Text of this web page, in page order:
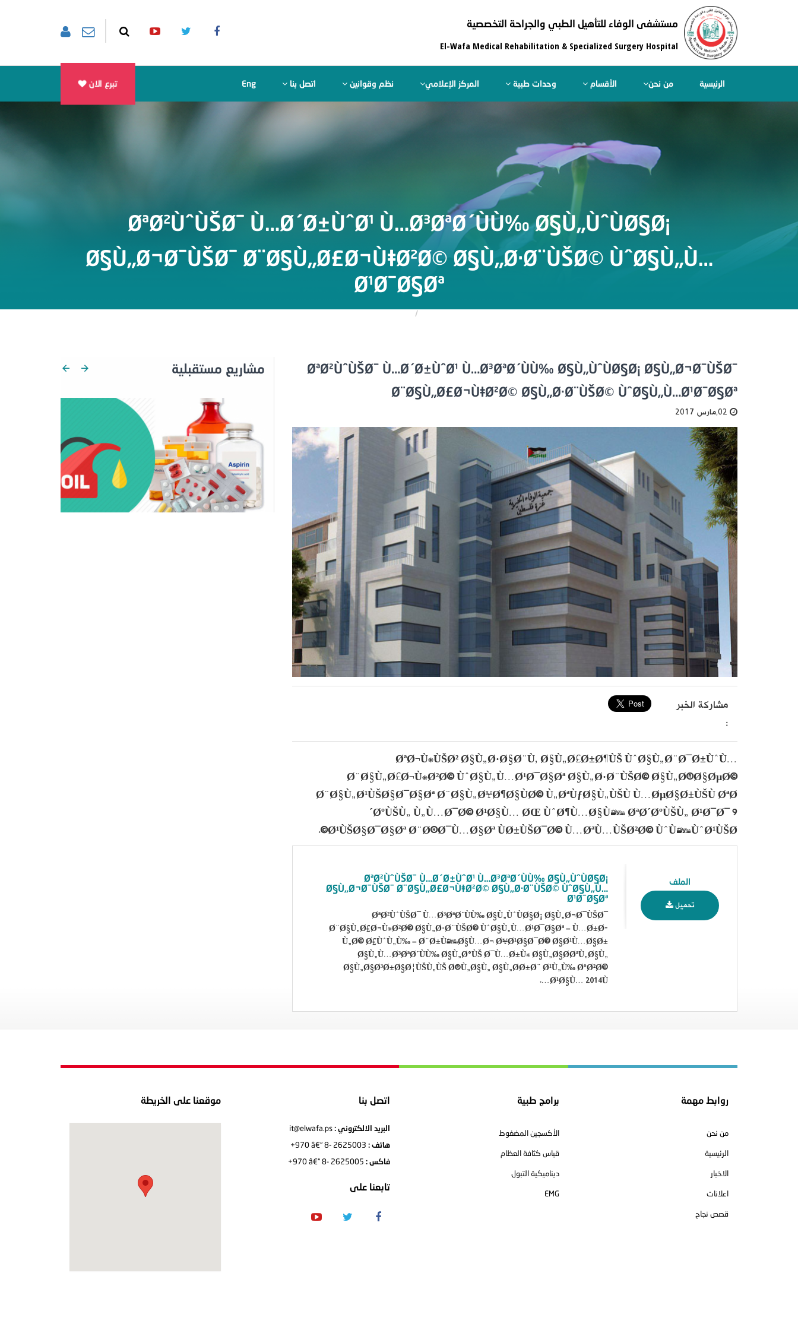
مستشفى الوفاء للتأهيل الطبي والجراحة التخصصية
El-Wafa Medical Rehabilitation & Specialized Surgery Hospital
الرئيسية من نحن الأقسام وحدات طبية المركز الإعلامي نظم وقوانين اتصل بنا Eng تبرع الان
ØªØ²ÙˆÙŠØ¯ Ù…Ø´Ø±ÙˆØ¹ Ù…Ø³ØªØ´ÙÙ‰ Ø§Ù„ÙˆÙØ§Ø¡
Ø§Ù„Ø¬Ø¯ÙŠØ¯ Ø¨Ø§Ù„Ø£Ø¬Ù‡Ø²Ø© Ø§Ù„Ø·Ø¨ÙŠØ© ÙˆØ§Ù„Ù…
Ø¹Ø¯Ø§Øª
ØªØ²ÙˆÙŠØ¯ Ù…Ø´Ø±ÙˆØ¹ Ù…Ø³ØªØ´ÙÙ‰ Ø§Ù„ÙˆÙØ§Ø¡ Ø§Ù„Ø¬Ø¯ÙŠØ¯
Ø¨Ø§Ù„Ø£Ø¬Ù‡Ø²Ø© Ø§Ù„Ø·Ø¨ÙŠØ© ÙˆØ§Ù„Ù…Ø¹Ø¯Ø§Øª
مشاركة الخبر
:
ØªØ¬Ù‡ÙŠØ² Ø§Ù„Ø·Ø§Ø¨Ù‚ Ø§Ù„Ø£Ø±Ø¶ÙŠ ÙˆØ§Ù„Ø¨Ø¯Ø±ÙˆÙ…
Ø¨Ø§Ù„Ø£Ø¬Ù‡Ø²Ø© ÙˆØ§Ù„Ù…Ø¹Ø¯Ø§Øª Ø§Ù„Ø·Ø¨ÙŠØ© Ø§Ù„Ø®Ø§ØµØ©
Ø¨Ø§Ù„Ø¹ÙŠØ§Ø¯Ø§Øª Ø¨Ø§Ù„Ø¥Ø¶Ø§ÙØ© Ù„ØªÙƒØ§Ù„ÙŠÙ Ù…ØµØ§Ø±ÙŠÙ ØªØ
´ØºÙŠÙ„ Ù„Ù…Ø¯Ø© Ø¹Ø§Ù… ØŒ ÙˆØ¶Ù…Ø§Ù† ØªØ´ØºÙŠÙ„ Ø¹Ø¯Ø¯ 9
Ø¹ÙŠØ§Ø¯Ø§Øª Ø¨Ø®Ø¯Ù…Ø§Øª ÙØ±ÙŠØ¯Ø© Ù…ØªÙ…ÙŠØ²Ø© ÙˆÙ†ÙˆØ¹ÙŠØ©.
الملف
تحميل
ØªØ²ÙˆÙŠØ¯ Ù…Ø´Ø±ÙˆØ¹ Ù…Ø³ØªØ´ÙÙ‰ Ø§Ù„ÙˆÙØ§Ø¡
Ø§Ù„Ø¬Ø¯ÙŠØ¯ Ø¨Ø§Ù„Ø£Ø¬Ù‡Ø²Ø© Ø§Ù„Ø·Ø¨ÙŠØ© ÙˆØ§Ù„Ù…
Ø¹Ø¯Ø§Øª
ØªØ²ÙˆÙŠØ¯ Ù…Ø³ØªØ´ÙÙ‰ Ø§Ù„ÙˆÙØ§Ø¡ Ø§Ù„Ø¬Ø¯ÙŠØ¯
Ø¨Ø§Ù„Ø£Ø¬Ù‡Ø²Ø© Ø§Ù„Ø·Ø¨ÙŠØ© ÙˆØ§Ù„Ù…Ø¹Ø¯Ø§Øª – Ù…Ø±Ø­
Ù„Ø© Ø£ÙˆÙ„Ù‰ – Ø¨Ø±Ù†Ø§Ù…Ø¬ Ø¥Ø¹Ø§Ø¯Ø© Ø§Ø¹Ù…Ø§Ø±
Ø§Ù„Ù…Ø³ØªØ´ÙÙ‰ Ø§Ù„Ø°ÙŠ Ø¯Ù…Ø±Ù‡ Ø§Ù„Ø§Ø­ØªÙ„Ø§Ù„
Ø§Ù„Ø§Ø³Ø±Ø§Ø¦ÙŠÙ„ÙŠ Ø®Ù„Ø§Ù„ Ø§Ù„Ø­Ø±Ø¨ Ø¹Ù„Ù‰ ØºØ²Ø©
Ø¹Ø§Ù… 2014Ù….
مشاريع مستقبلية
روابط مهمة
من نحن
الرئيسية
الاخبار
اعلانات
قصص نجاح
برامج طبية
الأكسجين المضغوط
قياس كثافة العظام
ديناميكية التبول
EMG
اتصل بنا
البريد الالكتروني :it@elwafa.ps
هاتف : +970 â€“ 8- 2625003
فاكس : +970 â€“ 8- 2625005
تابعنا على
موقعنا على الخريطة